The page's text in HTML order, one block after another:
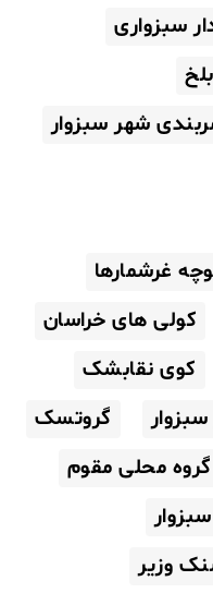
سبزواری
شهر سبزوار
غرشمارها
کولی های خراسان
کوی نقابشک
سبزوار
گروتسک
گروه محلی مقوم
وزیر